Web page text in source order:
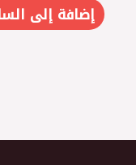
إضافة إلى